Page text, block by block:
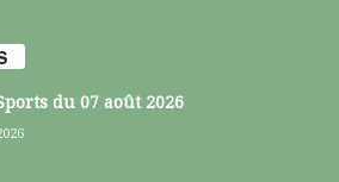
du 07 août 2026